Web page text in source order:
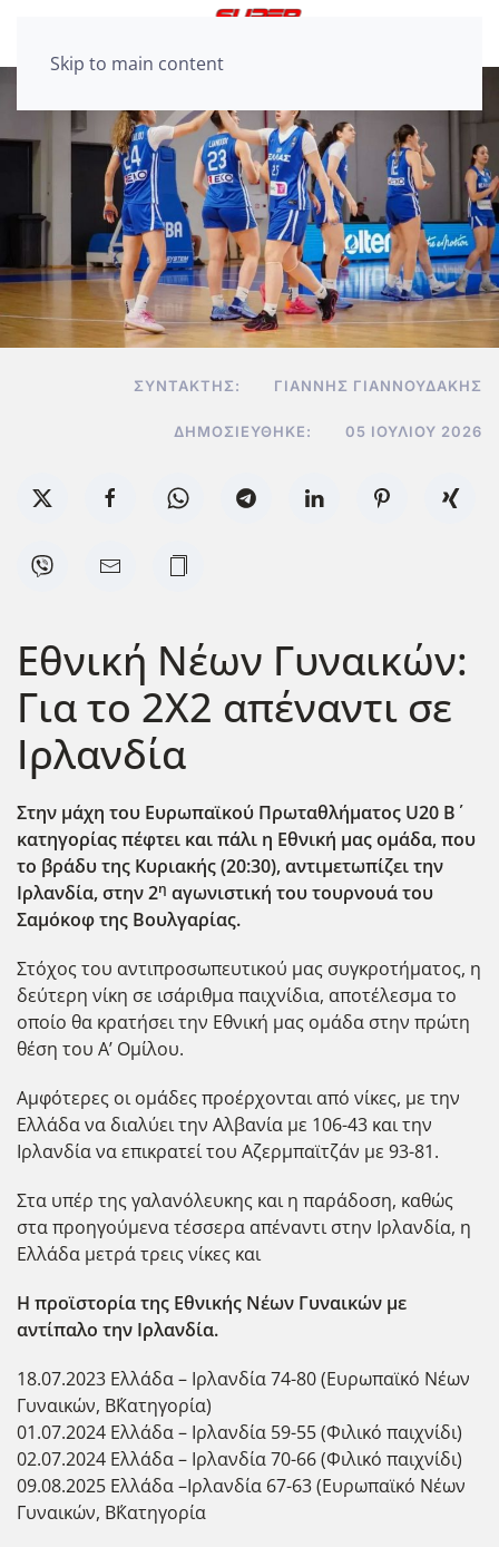
Skip to main content
ΣΥΝΤΆΚΤΗΣ: ΓΙΆΝΝΗΣ ΓΙΑΝΝΟΥΔΆΚΗΣ
ΔΗΜΟΣΙΕΎΘΗΚΕ: 05 ΙΟΥΛΊΟΥ 2026
Εθνική Νέων Γυναικών:
Για το 2Χ2 απέναντι σε
Ιρλανδία
Στην μάχη του Ευρωπαϊκού Πρωταθλήματος U20 Β΄
κατηγορίας πέφτει και πάλι η Εθνική μας ομάδα, που
το βράδυ της Κυριακής (20:30), αντιμετωπίζει την
Ιρλανδία, στην 2η αγωνιστική του τουρνουά του
Σαμόκοφ της Βουλγαρίας.
Στόχος του αντιπροσωπευτικού μας συγκροτήματος, η
δεύτερη νίκη σε ισάριθμα παιχνίδια, αποτέλεσμα το
οποίο θα κρατήσει την Εθνική μας ομάδα στην πρώτη
θέση του Α’ Ομίλου.
Αμφότερες οι ομάδες προέρχονται από νίκες, με την
Ελλάδα να διαλύει την Αλβανία με 106-43 και την
Ιρλανδία να επικρατεί του Αζερμπαϊτζάν με 93-81.
Στα υπέρ της γαλανόλευκης και η παράδοση, καθώς
στα προηγούμενα τέσσερα απέναντι στην Ιρλανδία, η
Ελλάδα μετρά τρεις νίκες και
Η προϊστορία της Εθνικής Νέων Γυναικών με
αντίπαλο την Ιρλανδία.
18.07.2023 Ελλάδα – Ιρλανδία 74-80 (Ευρωπαϊκό Νέων
Γυναικών, Β΄Κατηγορία)
01.07.2024 Ελλάδα – Ιρλανδία 59-55 (Φιλικό παιχνίδι)
02.07.2024 Ελλάδα – Ιρλανδία 70-66 (Φιλικό παιχνίδι)
09.08.2025 Ελλάδα –Ιρλανδία 67-63 (Ευρωπαϊκό Νέων
Γυναικών, Β΄Κατηγορία